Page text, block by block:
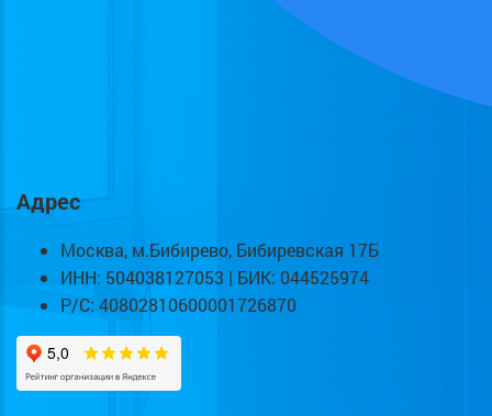
Адрес
Москва, м.Бибирево, Бибиревская 17Б
ИНН: 504038127053 | БИК: 044525974
Р/С: 40802810600001726870